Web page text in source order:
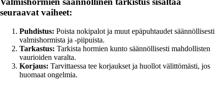
seuraavat vaiheet:
Puhdistus: Poista nokipalot ja muut epäpuhtaudet säännöllisesti
valmishormista ja -piipuista.
Tarkastus: Tarkista hormien kunto säännöllisesti mahdollisten
vaurioiden varalta.
Korjaus: Tarvittaessa tee korjaukset ja huollot välittömästi, jos
huomaat ongelmia.